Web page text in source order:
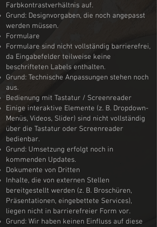
Farbkontrastverhältnis auf.
Grund: Designvorgaben, die noch angepasst
werden müssen.
Formulare
Formulare sind nicht vollständig barrierefrei,
da Eingabefelder teilweise keine
beschrifteten Labels enthalten.
Grund: Technische Anpassungen stehen noch
aus.
Bedienung mit Tastatur / Screenreader
Einige interaktive Elemente (z. B. Dropdown-
Menüs, Videos, Slider) sind nicht vollständig
über die Tastatur oder Screenreader
bedienbar.
Grund: Umsetzung erfolgt noch in
kommenden Updates.
Dokumente von Dritten
Inhalte, die von externen Stellen
bereitgestellt werden (z. B. Broschüren,
Präsentationen, eingebettete Services),
liegen nicht in barrierefreier Form vor.
Grund: Wir haben keinen Einfluss auf diese